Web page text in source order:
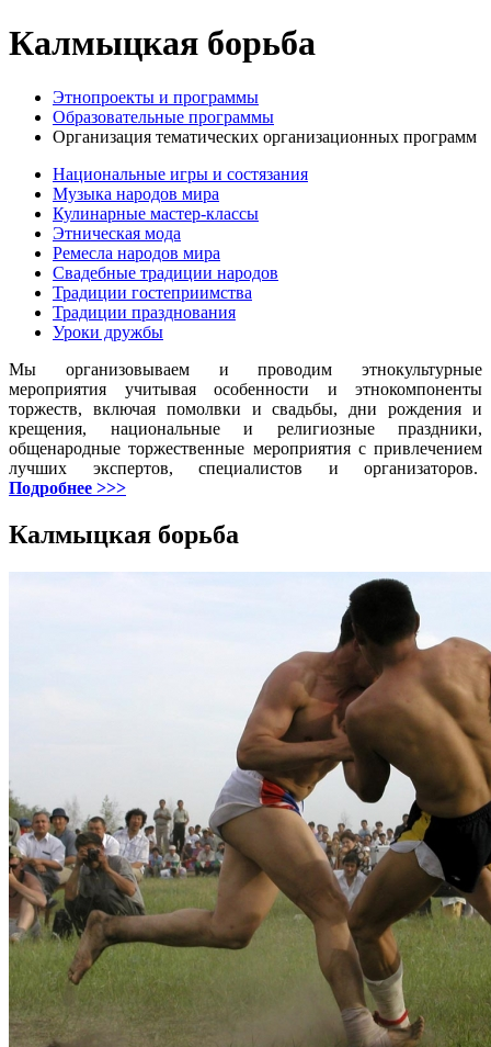
Калмыцкая борьба
Этнопроекты и программы
Образовательные программы
Организация тематических организационных программ
Национальные игры и состязания
Музыка народов мира
Кулинарные мастер-классы
Этническая мода
Ремесла народов мира
Свадебные традиции народов
Традиции гостеприимства
Традиции празднования
Уроки дружбы
Мы организовываем и проводим этнокультурные
мероприятия учитывая особенности и этнокомпоненты
торжеств, включая помолвки и свадьбы, дни рождения и
крещения, национальные и религиозные праздники,
общенародные торжественные мероприятия с привлечением
лучших экспертов, специалистов и организаторов.
Подробнее >>>
Калмыцкая борьба